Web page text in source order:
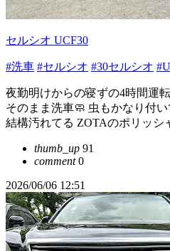
セルシオ UCF30
#洗車 #セルシオ #30セルシオ
夜勤明けからの寝ずの4時間運
そのまま洗車🧼 虫もかなり付
結構汚れてる ZOTAのポリッシ
thumb_up 91
comment0
2026/06/06 12:51